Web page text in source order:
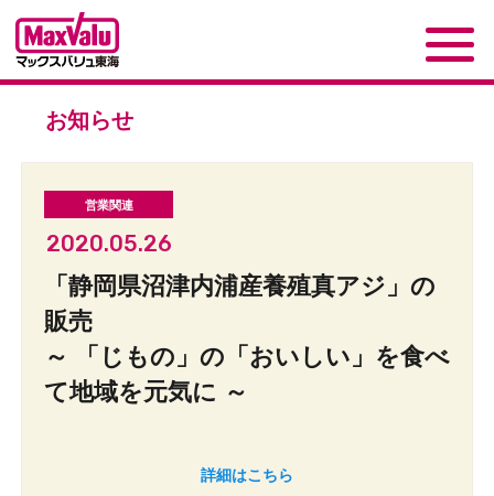
お知らせ
2020.05.26
「静岡県沼津内浦産養殖真アジ」の
販売
～ 「じもの」の「おいしい」を食べ
て地域を元気に ～
詳細はこちら